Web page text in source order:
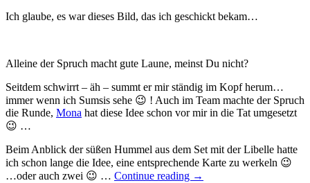
Ich glaube, es war dieses Bild, das ich geschickt bekam…
Alleine der Spruch macht gute Laune, meinst Du nicht?
Seitdem schwirrt – äh – summt er mir ständig im Kopf herum…
immer wenn ich Sumsis sehe 😉 ! Auch im Team machte der Spruch
die Runde, Mona hat diese Idee schon vor mir in die Tat umgesetzt
😉 …
Beim Anblick der süßen Hummel aus dem Set mit der Libelle hatte
ich schon lange die Idee, eine entsprechende Karte zu werkeln 😉
…oder auch zwei 😉 … Continue reading
„Optimismus
→